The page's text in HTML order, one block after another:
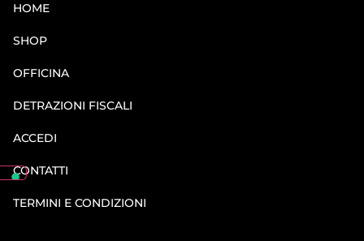
HOME
SHOP
OFFICINA
DETRAZIONI FISCALI
ACCEDI
CONTATTI
TERMINI E CONDIZIONI